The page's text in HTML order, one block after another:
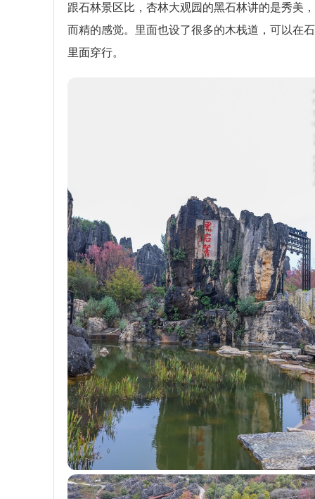
跟石林景区比，杏林大观园的黑石林讲的是秀美
而精的感觉。里面也设了很多的木栈道，可以在
里面穿行。